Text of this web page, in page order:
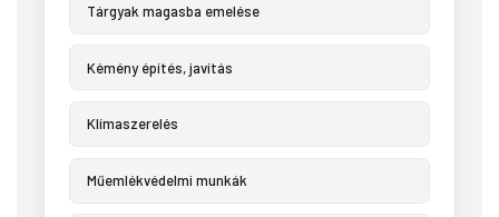
Tárgyak magasba emelése
Kémény építés, javítás
Klímaszerelés
Műemlékvédelmi munkák